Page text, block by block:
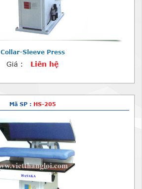
Collar-Sleeve Press
Giá : Liên hệ
Mã SP : HS-205